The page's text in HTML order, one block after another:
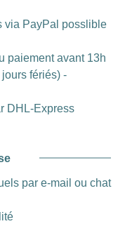
via PayPal posslible
paiement avant 13h
fériés) -
DHL-Express
par e-mail ou chat